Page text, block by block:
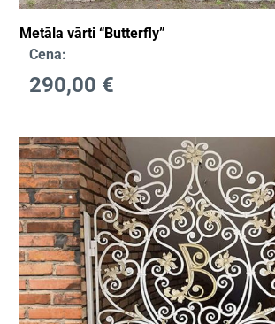
Metāla vārti “Butterfly”
Cena:
290,00 €